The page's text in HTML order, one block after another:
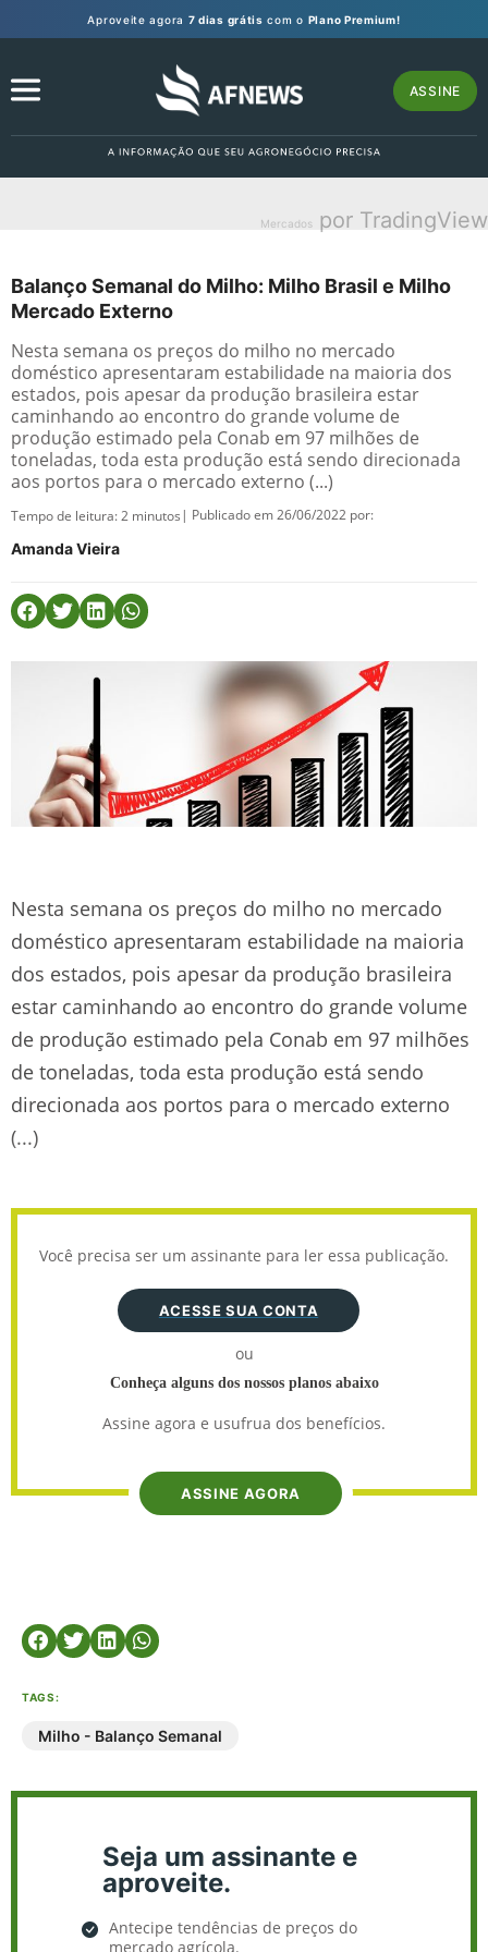
Aproveite agora 7 dias grátis com o Plano Premium!
ASSINE
Mercados por TradingView
Balanço Semanal do Milho: Milho Brasil e Milho
Mercado Externo
Nesta semana os preços do milho no mercado
doméstico apresentaram estabilidade na maioria dos
estados, pois apesar da produção brasileira estar
caminhando ao encontro do grande volume de
produção estimado pela Conab em 97 milhões de
toneladas, toda esta produção está sendo direcionada
aos portos para o mercado externo (...)
Tempo de leitura:2 minutos | Publicado em 26/06/2022 por:
Amanda Vieira
Nesta semana os preços do milho no mercado
doméstico apresentaram estabilidade na maioria
dos estados, pois apesar da produção brasileira
estar caminhando ao encontro do grande volume
de produção estimado pela Conab em 97 milhões
de toneladas, toda esta produção está sendo
direcionada aos portos para o mercado externo
(...)
Você precisa ser um assinante para ler essa publicação.
ACESSE SUA CONTA
ou
Conheça alguns dos nossos planos abaixo
Assine agora e usufrua dos benefícios.
ASSINE AGORA
TAGS:
Milho - Balanço Semanal
Seja um assinante e
aproveite.
Antecipe tendências de preços do
mercado agrícola.